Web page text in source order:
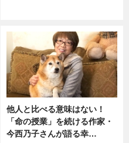
他人と比べる意味はない！
「命の授業」を続ける作家・
今西乃子さんが語る幸…